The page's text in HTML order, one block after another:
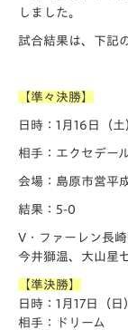
しました。
試合結果は、下記
【準々決勝】
日時：1月16日（
相手：エクセデー
会場：島原市営平
結果：5-0
V・ファーレン長
今井獅温、大山星
【準決勝】
日時：1月17日（
相手：ドリーム